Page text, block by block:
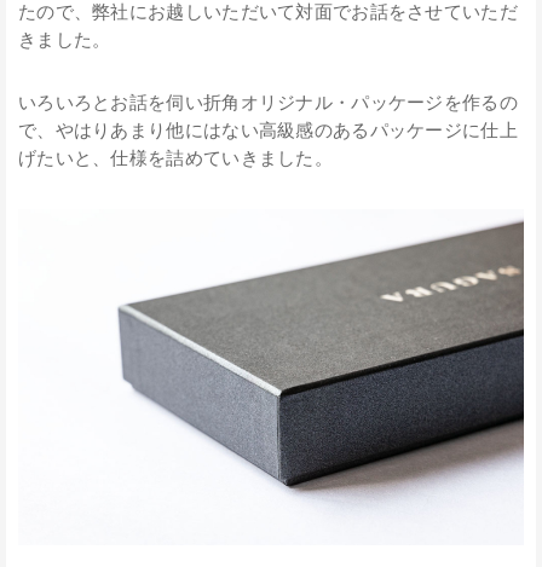
たので、弊社にお越しいただいて対面でお話をさせていただ
きました。
いろいろとお話を伺い折角オリジナル・パッケージを作るの
で、やはりあまり他にはない高級感のあるパッケージに仕上
げたいと、仕様を詰めていきました。